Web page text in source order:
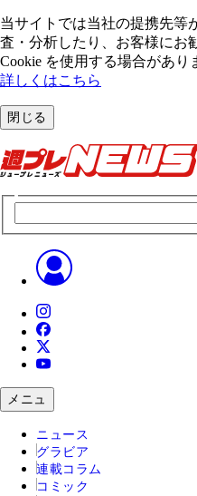
当サイトでは当社の提携先等
査・分析したり、お客様にお
Cookie を使⽤する場合があり
詳しくはこちら
閉じる
メニュ
ニュース
グラビア
連載コラム
コミック